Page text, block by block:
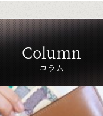
Column
コラム